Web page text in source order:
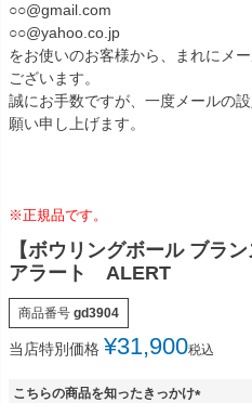
○○@gmail.com
○○@yahoo.co.jp
をお使いのお客様から、まれにメ
ございます。
誠にお手数ですが、一度メールの
願い申し上げます。
※正規品です。
【ボウリングボール ブラ
アラート ALERT
商品番号 gd3904
当店特別価格 ¥31,900税込
こちらの商品を知ったきっかけ